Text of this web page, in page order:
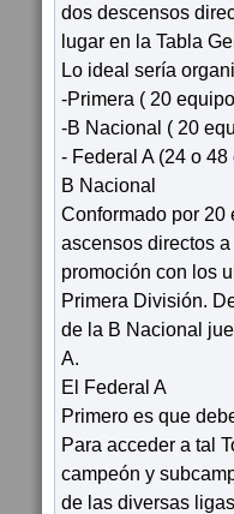
dos descensos
lugar en la Tabla
Lo ideal sería
-Primera ( 20
-B Nacional ( 20
- Federal A (24 o
B Nacional
Conformado por 20
ascensos directos
promoción con los
Primera División.
de la B Nacional
A.
El Federal A
Primero es que
Para acceder a tal
campeón y
de las diversas